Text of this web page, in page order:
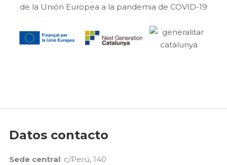
de la Unión Europea a la pandemia de COVID-19
Datos contacto
Sede central: c/Perú, 140